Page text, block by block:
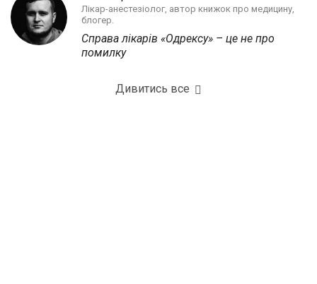
Лікар-анестезіолог, автор книжок про медицину,
блогер.
Справа лікарів «Одрексу» – це не про
помилку
Дивитись все